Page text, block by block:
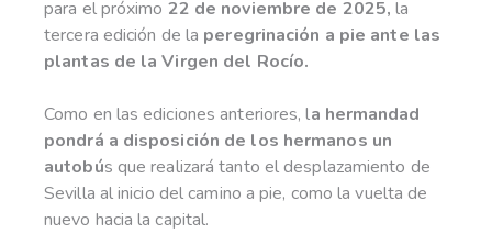
para el próximo 22 de noviembre de 2025, la
tercera edición de la peregrinación a pie ante las
plantas de la Virgen del Rocío.
Como en las ediciones anteriores, la hermandad
pondrá a disposición de los hermanos un
autobús que realizará tanto el desplazamiento de
Sevilla al inicio del camino a pie, como la vuelta de
nuevo hacia la capital.